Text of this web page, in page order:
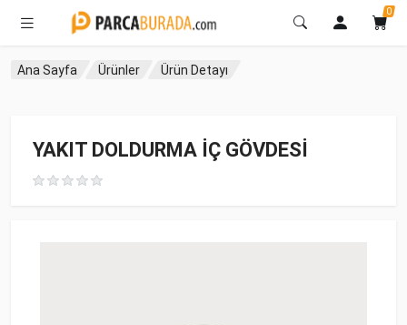
0
Ana Sayfa Ürünler Ürün Detayı
YAKIT DOLDURMA İÇ GÖVDESİ